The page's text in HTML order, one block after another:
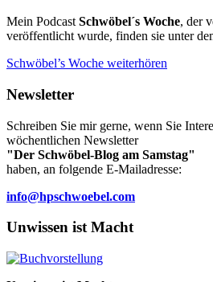
Mein Podcast Schwöbel´s Woche, der
veröffentlicht wurde, finden sie unter
Schwöbel’s Woche weiterhören
Newsletter
Schreiben Sie mir gerne, wenn Sie
wöchentlichen Newsletter
"Der Schwöbel-Blog am Samstag"
haben, an folgende E-Mailadresse:
info@hpschwoebel.com
Unwissen ist Macht